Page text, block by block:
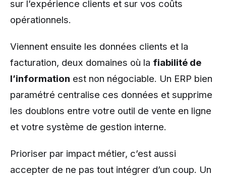
sur l’expérience clients et sur vos coûts
opérationnels.
Viennent ensuite les données clients et la
facturation, deux domaines où la fiabilité de
l’information est non négociable. Un ERP bien
paramétré centralise ces données et supprime
les doublons entre votre outil de vente en ligne
et votre système de gestion interne.
Prioriser par impact métier, c’est aussi
accepter de ne pas tout intégrer d’un coup. Un